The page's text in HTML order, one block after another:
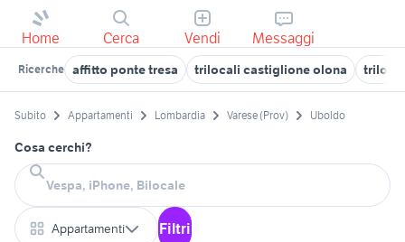
Home Cerca Vendi Messaggi
Ricerche affitto ponte tresa trilocali castiglione olona
Subito Appartamenti Lombardia Varese (Prov) Uboldo
Cosa cerchi?
Appartamenti Filtri